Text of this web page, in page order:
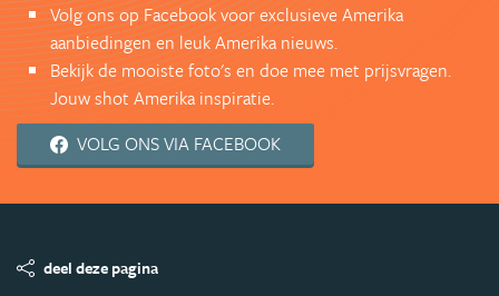
Volg ons op Facebook voor exclusieve Amerika
aanbiedingen en leuk Amerika nieuws.
Bekijk de mooiste foto's en doe mee met prijsvragen.
Jouw shot Amerika inspiratie.
VOLG ONS VIA FACEBOOK
deel deze pagina